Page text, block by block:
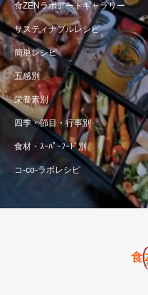
食ZENラボアートギャラリー
サスティナブルレシピ
簡単レシピ
五感別
栄養素別
四季・節目・行事別
食材・ｽｰﾊﾟｰﾌｰﾄﾞ別
コ-co-ラボレシピ